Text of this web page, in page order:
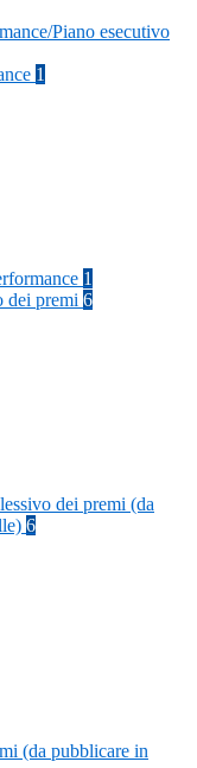
Piano esecutivo
1
1
dei premi 6
dei premi (da
6
(da pubblicare in